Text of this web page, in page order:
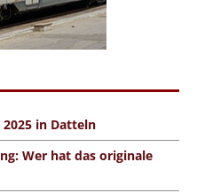
in Datteln
Wer hat das originale